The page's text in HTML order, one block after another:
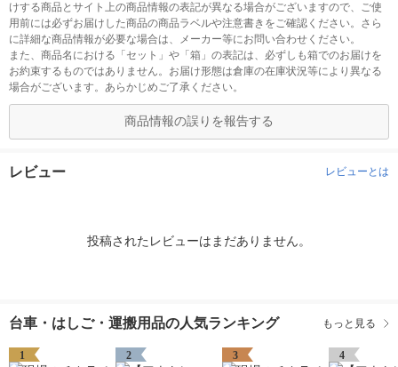
けする商品とサイト上の商品情報の表記が異なる場合がございますので、ご使
用前には必ずお届けした商品の商品ラベルや注意書きをご確認ください。さら
に詳細な商品情報が必要な場合は、メーカー等にお問い合わせください。
また、商品名における「セット」や「箱」の表記は、必ずしも箱でのお届けを
お約束するものではありません。お届け形態は倉庫の在庫状況等により異なる
場合がございます。あらかじめご了承ください。
商品情報の誤りを報告する
レビュー レビューとは
投稿されたレビューはまだありません。
台車・はしご・運搬用品の人気ランキング もっと見る
1 2 3 4